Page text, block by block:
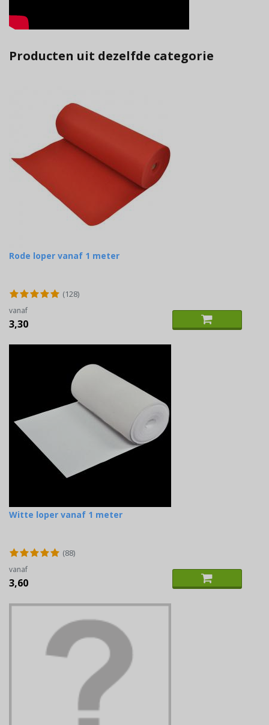
Producten uit dezelfde categorie
Rode loper vanaf 1 meter
(128)
vanaf
3,30
Witte loper vanaf 1 meter
(88)
vanaf
3,60